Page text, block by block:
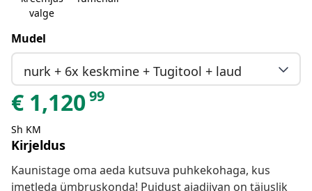
valge
Mudel
nurk + 6x keskmine + Tugitool + laud
€ 1,12099
Sh KM
Kirjeldus
Kaunistage oma aeda kutsuva puhkekohaga, kus
imetleda ümbruskonda! Puidust aiadiivan on täiuslik